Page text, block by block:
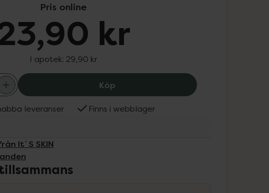
Pris online
kr
I apotek: 29,90 kr
Köp It'S Skin The Fresh Mask Sheet Tea
leveranser Finns i webblager
It´S SKIN